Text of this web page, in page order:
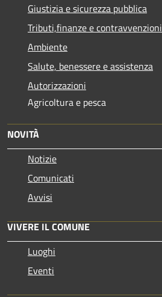
Giustizia e sicurezza pubblica
Tributi,finanze e contravvenzioni
Ambiente
Salute, benessere e assistenza
Autorizzazioni
Agricoltura e pesca
NOVITÀ
Notizie
Comunicati
Avvisi
VIVERE IL COMUNE
Luoghi
Eventi